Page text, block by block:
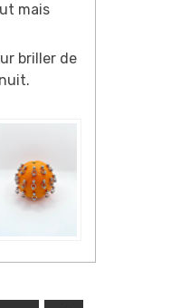
mais
briller de